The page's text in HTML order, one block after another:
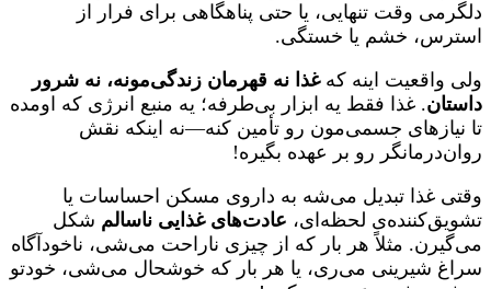
دلگرمی وقت تنهایی، یا حتی پناهگاهی برای فرار از
استرس، خشم یا خستگی.
ولی واقعیت اینه کهغذا نه قهرمان زندگی‌مونه، نه شرور
داستان. غذا فقط یه ابزار بی‌طرفه؛ یه منبع انرژی که اومده
تا نیازهای جسمی‌مون رو تأمین کنه—نه اینکه نقش
روان‌درمانگر رو بر عهده بگیره!
وقتی غذا تبدیل می‌شه به داروی مسکن احساسات یا
تشویق‌کننده‌ی لحظه‌ای، عادت‌های غذایی ناسالم شکل
می‌گیرن. مثلاً هر بار که از چیزی ناراحت می‌شی، ناخودآگاه
سراغ شیرینی می‌ری، یا هر بار که خوشحال می‌شی، خودتو